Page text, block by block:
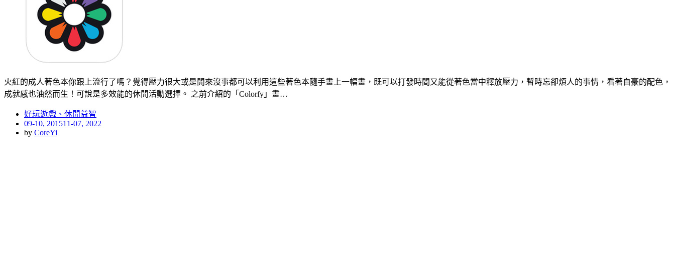
火紅的成人著色本你跟上流行了嗎？覺得壓力很大或是閒來沒事都可以利用這些著色本隨手畫上一幅畫，既可以打發時間又能從著色當中釋放壓力，暫時忘卻煩人的事情，看著自豪的配色，
成就感也油然而生！可說是多效能的休閒活動選擇。 之前介紹的「Colorfy」畫…
好玩遊戲、休閒益智
Posted
on
09-10, 201511-07, 2022
by CoreYi